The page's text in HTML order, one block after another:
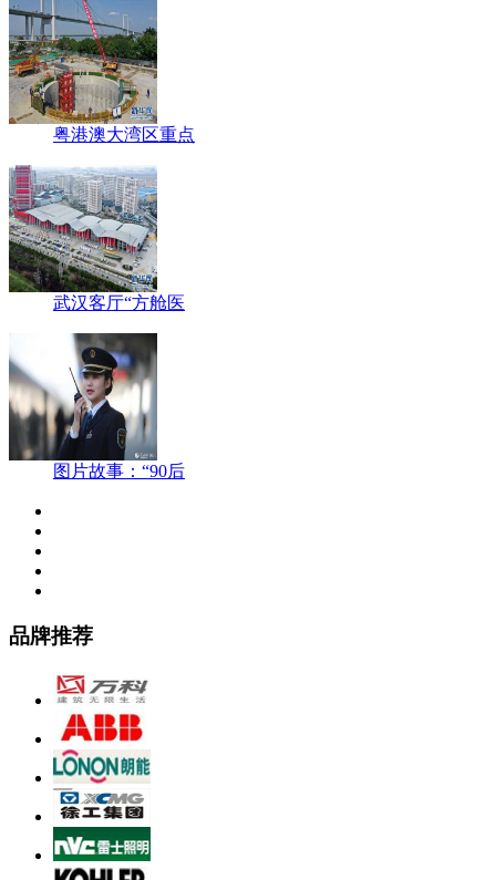
粤港澳大湾区重点
武汉客厅“方舱医
图片故事：“90后
品牌推荐